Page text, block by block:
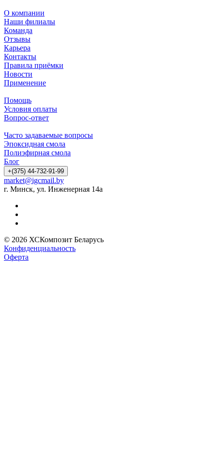
О компании
Наши филиалы
Команда
Отзывы
Карьера
Контакты
Правила приёмки
Новости
Применение
Помощь
Условия оплаты
Вопрос-ответ
Часто задаваемые вопросы
Эпоксидная смола
Полиэфирная смола
Блог
+(375) 44-732-91-99
market@igcmail.by
г. Минск, ул. Инженерная 14а
© 2026 ХСКомпозит Беларусь
Конфиденциальность
Оферта